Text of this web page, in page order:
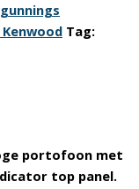
Tag:
portofoon met
top panel.